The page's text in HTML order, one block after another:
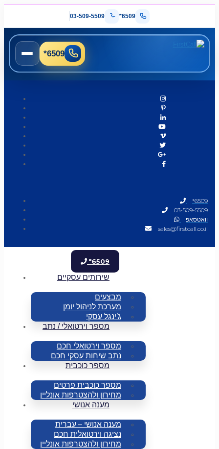
*6509
03-509-5509
*6509
*6509
03-509-5509
וואטסאפ
sales@firstcall.co.il
*6509
שירותים עסקיים
מבצעים
מערכת לניהול יומן
ג’ינגל עסקי
מספר וירטואלי / נתב
מספר וירטואלי חכם
נתב שיחות עסקי חכם
מספר כוכבית
מספר כוכבית פרטים
מחירון ולהצטרפות אונליין
מענה אנושי
מענה אנושי – עברית
נציגה וירטואלית חכם
מחירון ולהצטרפות אונליין